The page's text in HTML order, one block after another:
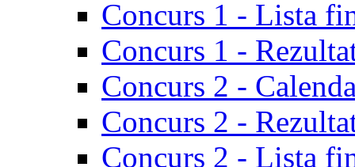
Concurs 1 - Lista
Concurs 1 -
Concurs 2 -
Concurs 2 -
Concurs 2 - Lista